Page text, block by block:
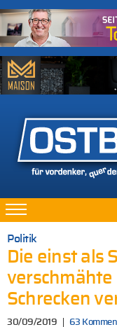
Politik
Die einst als
verschmähte
Schrecken
30/09/2019 63